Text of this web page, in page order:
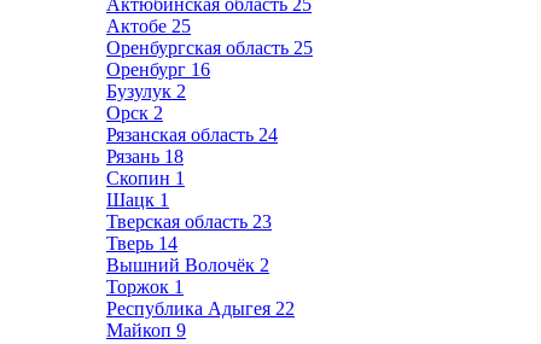
Актюбинская область 25
Актобе 25
Оренбургская область 25
Оренбург 16
Бузулук 2
Орск 2
Рязанская область 24
Рязань 18
Скопин 1
Шацк 1
Тверская область 23
Тверь 14
Вышний Волочёк 2
Торжок 1
Республика Адыгея 22
Майкоп 9